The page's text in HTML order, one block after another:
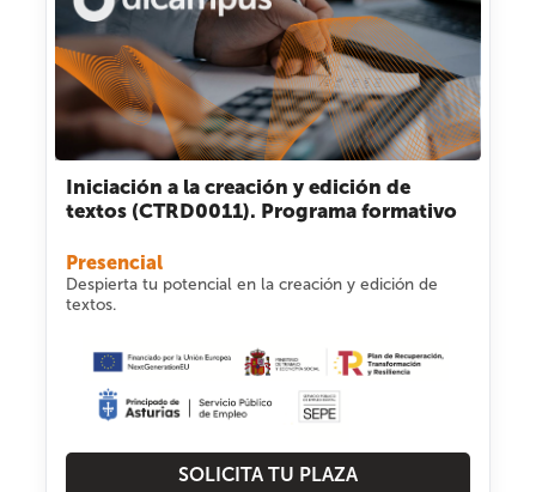
Iniciación a la creación y edición de
textos (CTRD0011). Programa formativo
Presencial
Despierta tu potencial en la creación y edición de
textos.
SOLICITA TU PLAZA